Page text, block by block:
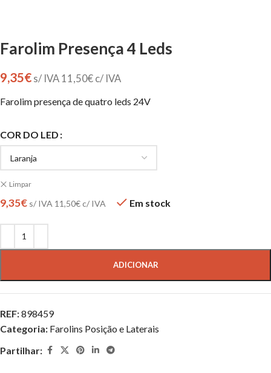
Farolim Presença 4 Leds
9,35€ s/ IVA 11,50€ c/ IVA
Farolim presença de quatro leds 24V
COR DO LED
Limpar
9,35€ s/ IVA 11,50€c/ IVA Em stock
ADICIONAR
REF:898459
Categoria: Farolins Posição e Laterais
Partilhar: